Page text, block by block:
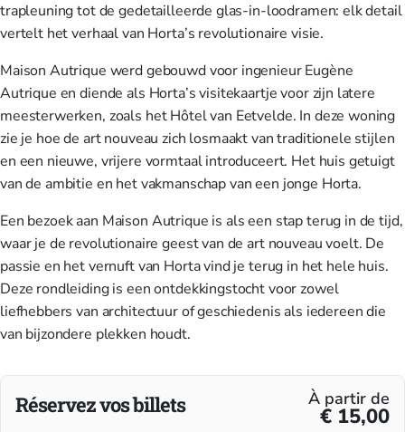
trapleuning tot de gedetailleerde glas-in-loodramen: elk detail
vertelt het verhaal van Horta’s revolutionaire visie.
Maison Autrique werd gebouwd voor ingenieur Eugène
Autrique en diende als Horta’s visitekaartje voor zijn latere
meesterwerken, zoals het Hôtel van Eetvelde. In deze woning
zie je hoe de art nouveau zich losmaakt van traditionele stijlen
en een nieuwe, vrijere vormtaal introduceert. Het huis getuigt
van de ambitie en het vakmanschap van een jonge Horta.
Een bezoek aan Maison Autrique is als een stap terug in de tijd,
waar je de revolutionaire geest van de art nouveau voelt. De
passie en het vernuft van Horta vind je terug in het hele huis.
Deze rondleiding is een ontdekkingstocht voor zowel
liefhebbers van architectuur of geschiedenis als iedereen die
van bijzondere plekken houdt.
Réservez vos billets À partir de
€ 15,00